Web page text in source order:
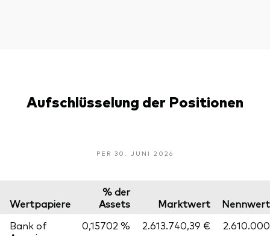
Aufschlüsselung der Positionen
PER 30. JUNI 2026
Wertpapiere
% der
Assets
Marktwert
Nennwert
Bank of
0,15702 % 2.613.740,39 € 2.610.000